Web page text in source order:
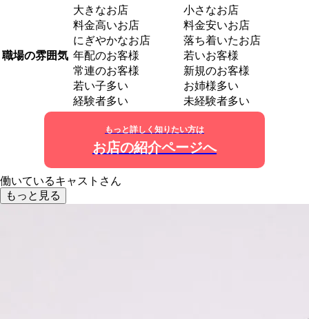
職場の雰囲気
大きなお店
小さなお店
料金高いお店
料金安いお店
にぎやかなお店
落ち着いたお店
年配のお客様
若いお客様
常連のお客様
新規のお客様
若い子多い
お姉様多い
経験者多い
未経験者多い
もっと詳しく知りたい方は
お店の紹介ページへ
働いているキャストさん
もっと見る